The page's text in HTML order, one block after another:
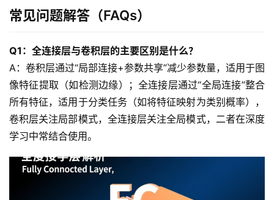
+
动
态
关
于
我
们
常见问题解答（FAQs）
Q1：全连接层与卷积层的主要区别是什么？
A：卷积层通过“局部连接+参数共享”减少参数量，适用于图
像特征提取（如检测边缘）；全连接层通过“全局连接”整合
所有特征，适用于分类任务（如将特征映射为类别概率），
卷积层关注局部模式，全连接层关注全局模式，二者在深度
学习中常结合使用。